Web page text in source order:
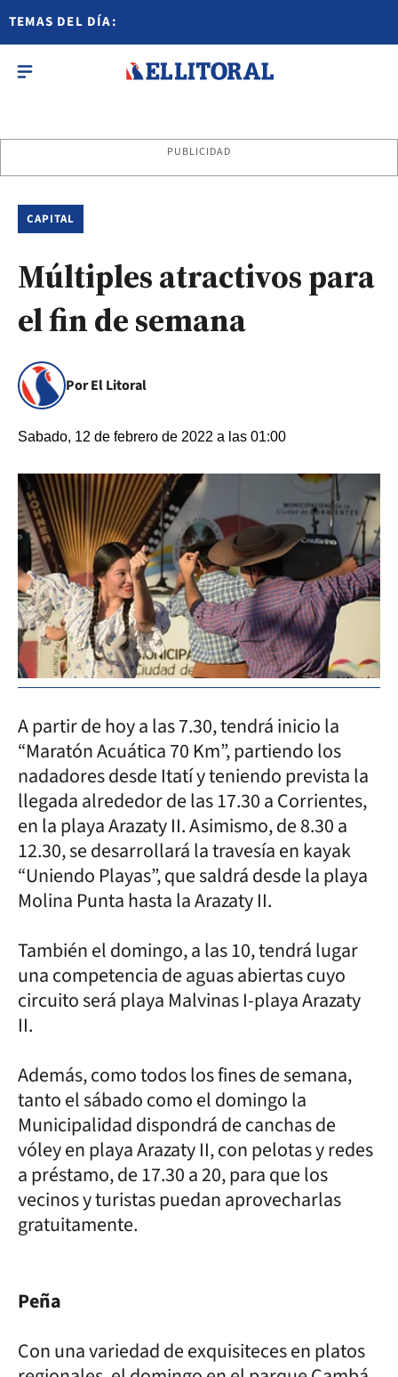
TEMAS DEL DÍA:
PUBLICIDAD
CAPITAL
Múltiples atractivos para
el fin de semana
Por El Litoral
Sabado, 12 de febrero de 2022 a las 01:00
A partir de hoy a las 7.30, tendrá inicio la
“Maratón Acuática 70 Km”, partiendo los
nadadores desde Itatí y teniendo prevista la
llegada alrededor de las 17.30 a Corrientes,
en la playa Arazaty II. Asimismo, de 8.30 a
12.30, se desarrollará la travesía en kayak
“Uniendo Playas”, que saldrá desde la playa
Molina Punta hasta la Arazaty II.
También el domingo, a las 10, tendrá lugar
una competencia de aguas abiertas cuyo
circuito será playa Malvinas I-playa Arazaty
II.
Además, como todos los fines de semana,
tanto el sábado como el domingo la
Municipalidad dispondrá de canchas de
vóley en playa Arazaty II, con pelotas y redes
a préstamo, de 17.30 a 20, para que los
vecinos y turistas puedan aprovecharlas
gratuitamente.
Peña
Con una variedad de exquisiteces en platos